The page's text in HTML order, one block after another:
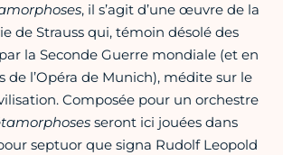
, il s’agit d’une œuvre de la
de Strauss qui, témoin désolé des
la Seconde Guerre mondiale (et en
de l’Opéra de Munich), médite sur le
Composée pour un orchestre
seront ici jouées dans
septuor que signa Rudolf Leopold